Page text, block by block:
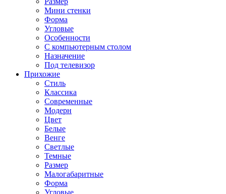
Мини стенки
Форма
Угловые
Особенности
С компьютерным столом
Назначение
Под телевизор
Прихожие
Стиль
Классика
Современные
Модерн
Цвет
Белые
Венге
Светлые
Темные
Размер
Малогабаритные
Форма
Угловые